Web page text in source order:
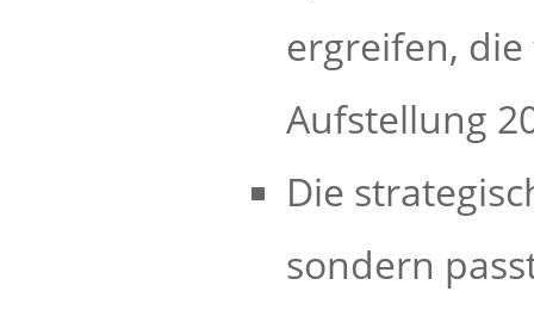
ergreifen,
Aufstellung
Die
sondern